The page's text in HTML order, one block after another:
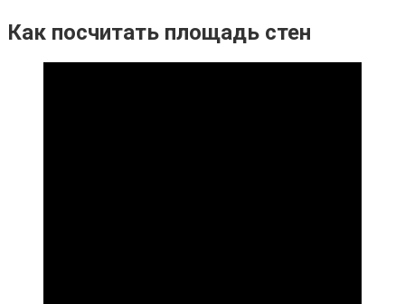
Как посчитать площадь стен